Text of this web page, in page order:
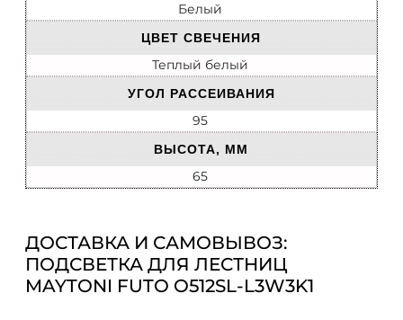
Белый
ЦВЕТ СВЕЧЕНИЯ
Теплый белый
УГОЛ РАССЕИВАНИЯ
95
ВЫСОТА, ММ
65
ДОСТАВКА И САМОВЫВОЗ:
ПОДСВЕТКА ДЛЯ ЛЕСТНИЦ
MAYTONI FUTO O512SL-L3W3K1